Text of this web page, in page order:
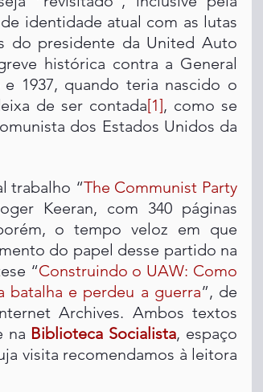
identidade atual com as lutas
do presidente da United Auto
histórica contra a General
1937, quando teria nascido o
de ser contada[1], como se
dos Estados Unidos da
trabalho “The Communist Party
Keeran, com 340 páginas
o tempo veloz em que
do papel desse partido na
“Construindo o UAW: Como
batalha e perdeu a guerra”, de
Archives. Ambos textos
na Biblioteca Socialista, espaço
visita recomendamos à leitora